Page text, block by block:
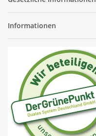
Informationen